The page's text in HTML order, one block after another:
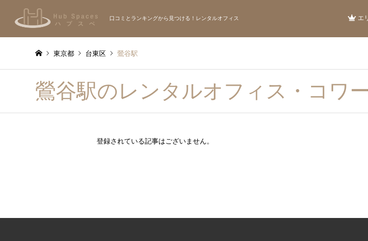
口コミとランキングから見つける！レンタルオフィス エ
東京都 台東区 鶯谷駅
鶯谷駅のレンタルオフィス・コワ
登録されている記事はございません。